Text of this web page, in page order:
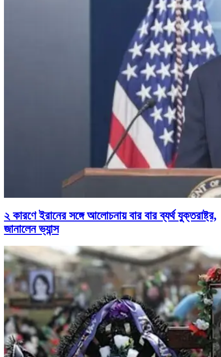
২ কারণে ইরানের সঙ্গে আলোচনায় বার বার ব্যর্থ যুক্তরাষ্ট্র,
জানালেন ভ্যান্স